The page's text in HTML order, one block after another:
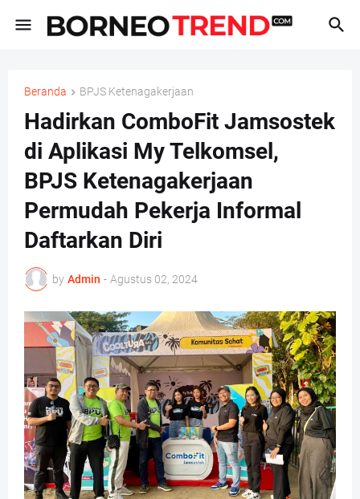
Beranda BPJS Ketenagakerjaan
Hadirkan ComboFit Jamsostek
di Aplikasi My Telkomsel,
BPJS Ketenagakerjaan
Permudah Pekerja Informal
Daftarkan Diri
by Admin - Agustus 02, 2024